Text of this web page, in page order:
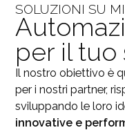
SOLUZIONI SU
per il tuo
Il nostro obiettivo è
per i nostri partner,
sviluppando le loro
innovative e